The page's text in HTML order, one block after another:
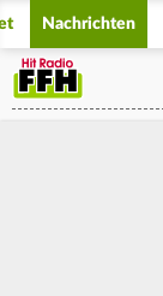
Nachrichten